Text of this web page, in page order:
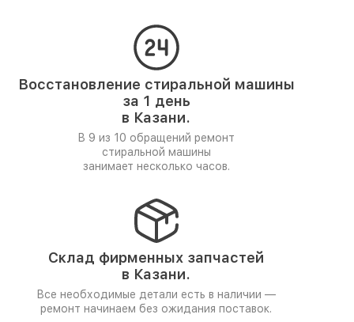
Восстановление стиральной машины
за 1 день
в Казани.
В 9 из 10 обращений ремонт
стиральной машины
занимает несколько часов.
Склад фирменных запчастей
в Казани.
Все необходимые детали есть в наличии —
ремонт начинаем без ожидания поставок.